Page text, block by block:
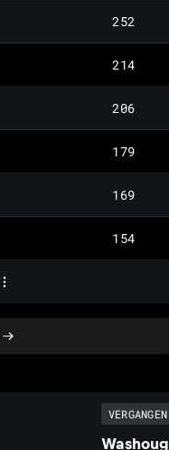
252
214
206
179
169
154
VERGANGEN